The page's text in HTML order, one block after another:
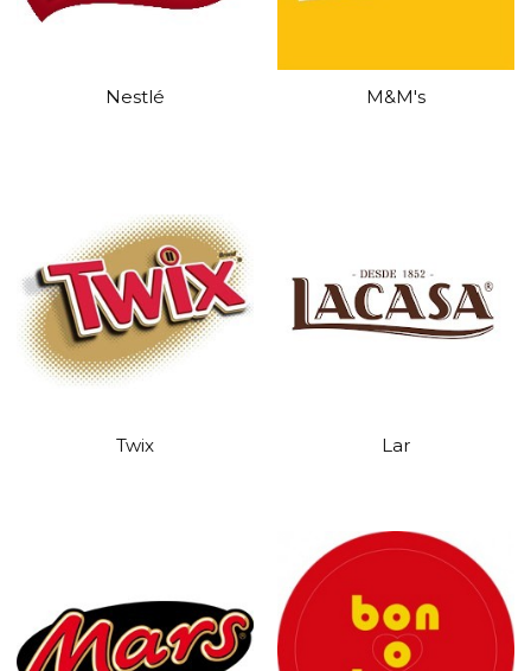
Nestlé M&M's
Twix Lar